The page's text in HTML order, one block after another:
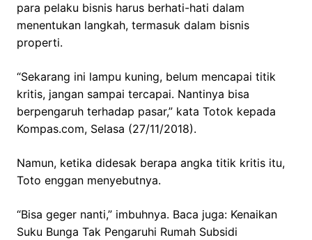
para pelaku bisnis harus berhati-hati dalam
menentukan langkah, termasuk dalam bisnis
properti.
“Sekarang ini lampu kuning, belum mencapai titik
kritis, jangan sampai tercapai. Nantinya bisa
berpengaruh terhadap pasar,” kata Totok kepada
Kompas.com, Selasa (27/11/2018).
Namun, ketika didesak berapa angka titik kritis itu,
Toto enggan menyebutnya.
“Bisa geger nanti,” imbuhnya. Baca juga: Kenaikan
Suku Bunga Tak Pengaruhi Rumah Subsidi